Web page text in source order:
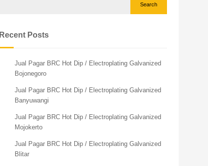
Search
Recent Posts
Jual Pagar BRC Hot Dip / Electroplating Galvanized
Bojonegoro
Jual Pagar BRC Hot Dip / Electroplating Galvanized
Banyuwangi
Jual Pagar BRC Hot Dip / Electroplating Galvanized
Mojokerto
Jual Pagar BRC Hot Dip / Electroplating Galvanized
Blitar